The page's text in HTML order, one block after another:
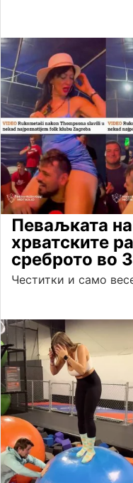
Певаљката
хрватските
среброто во
Честитки и само